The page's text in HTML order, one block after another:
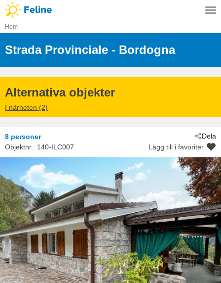
Hem
Strada Provinciale
- Val Brembana
- 24010
- Bordogna
Alternativa objekter
I närheten (2)
Dela
8 personer
Objektnr.: 140-ILC007 Lägg till i favoriter